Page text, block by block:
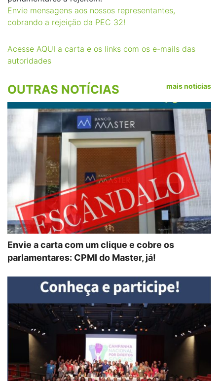
Envie mensagens aos nossos representantes,
cobrando a rejeição da PEC 32!
Acesse AQUI a carta e os links com os e-mails das
autoridades
OUTRAS NOTÍCIAS mais noticias
Envie a carta com um clique e cobre os
parlamentares: CPMI do Master, já!